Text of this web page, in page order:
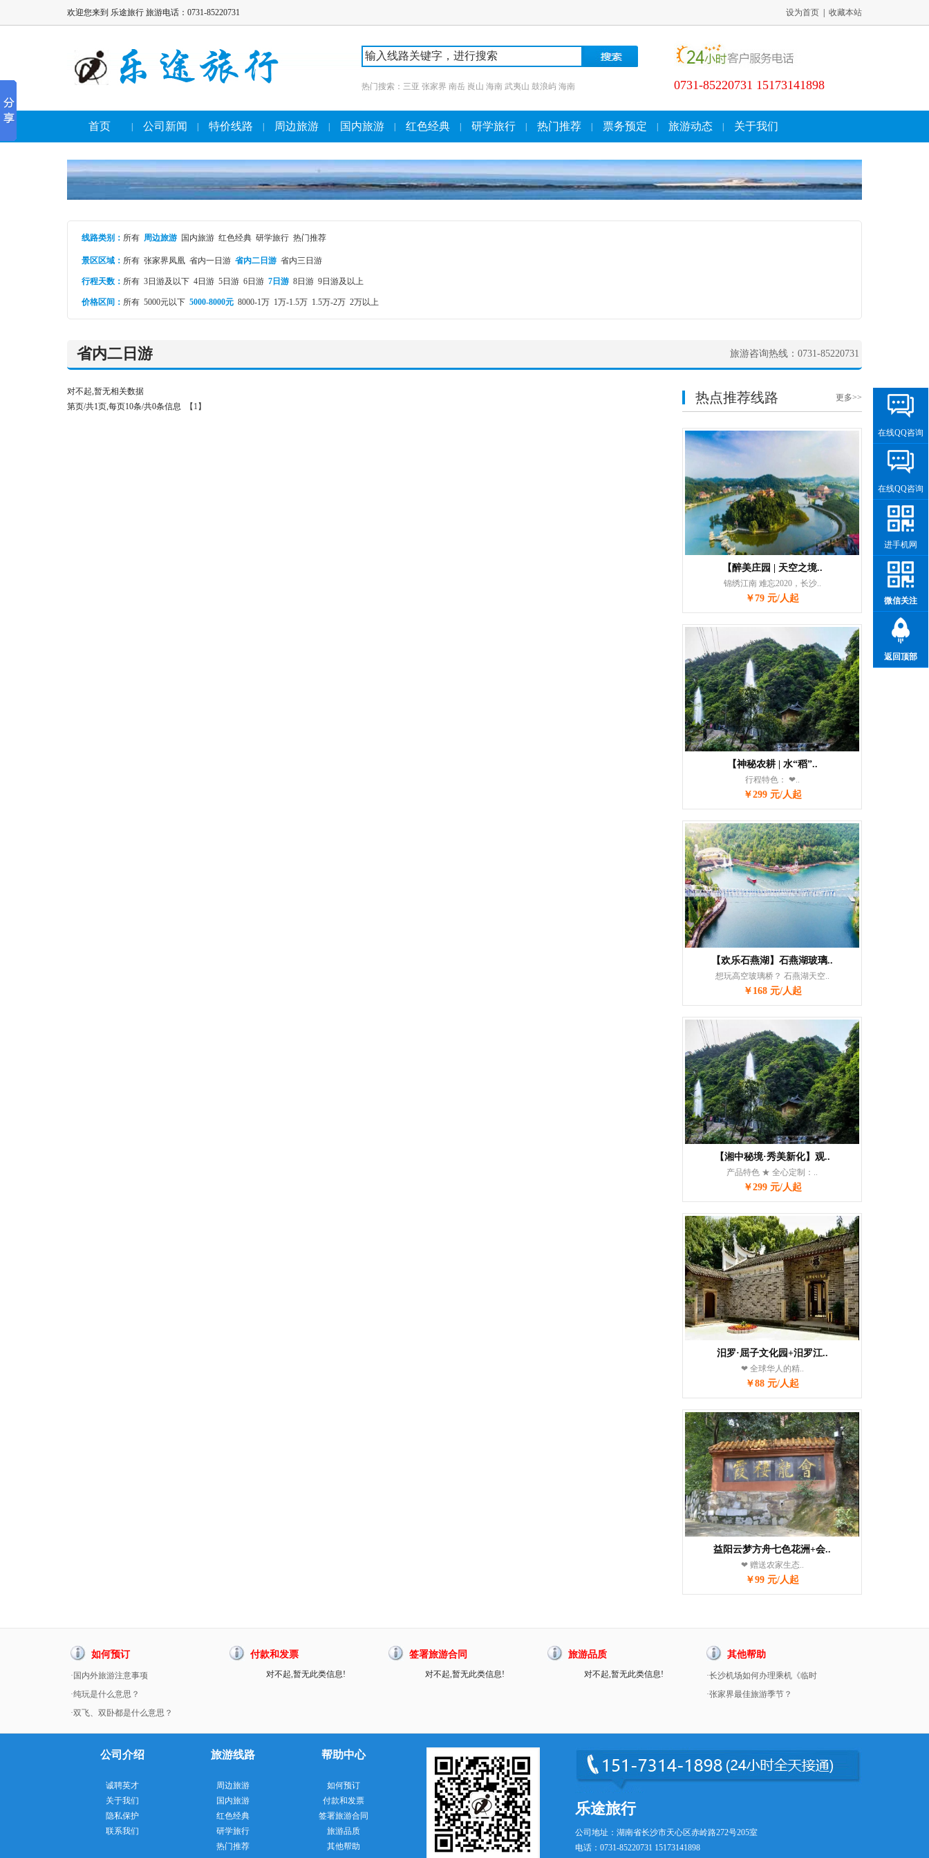
欢迎您来到 乐途旅行 旅游电话：0731-85220731 设为首页 收藏本站
热门搜索： 三亚 张家界 南岳 崀山 海南 武夷山 鼓浪屿 海南 0731-85220731 15173141898
首页 公司新闻 特价线路 周边旅游 国内旅游 红色经典 研学旅行 热门推荐 票务预定 旅游动态 关于我们
线路类别 ： 所有 周边旅游 国内旅游 红色经典 研学旅行 热门推荐
景区区域： 所有 张家界凤凰 省内一日游 省内二日游 省内三日游
行程天数： 所有 3日游及以下 4日游 5日游 6日游 7日游 8日游 9日游及以上
价格区间： 所有 5000元以下 5000-8000元 8000-1万 1万-1.5万 1.5万-2万 2万以上
省内二日游 旅游咨询热线：0731-85220731
对不起,暂无相关数据
第页/共1页,每页10条/共0条信息
【1】
热点推荐线路 更多>>
【醉美庄园 | 天空之境..
锦绣江南 难忘2020，长沙..
￥79 元/人起
【神秘农耕 | 水“稻”..
行程特色： ❤..
￥299 元/人起
【欢乐石燕湖】石燕湖玻璃..
想玩高空玻璃桥？ 石燕湖天空..
￥168 元/人起
【湘中秘境·秀美新化】观..
产品特色 ★ 全心定制：..
￥299 元/人起
汨罗·屈子文化园+汨罗江..
❤ 全球华人的精..
￥88 元/人起
益阳云梦方舟七色花洲+会..
❤ 赠送农家生态..
￥99 元/人起
如何预订
·国内外旅游注意事项
·纯玩是什么意思？
·双飞、双卧都是什么意思？
付款和发票
对不起,暂无此类信息!
签署旅游合同
对不起,暂无此类信息!
旅游品质
对不起,暂无此类信息!
其他帮助
·长沙机场如何办理乘机《临时
·张家界最佳旅游季节？
公司介绍
诚聘英才
关于我们
隐私保护
联系我们
旅游线路
周边旅游
国内旅游
红色经典
研学旅行
热门推荐
帮助中心
如何预订
付款和发票
签署旅游合同
旅游品质
其他帮助
乐途旅行
公司地址：湖南省长沙市天心区赤岭路272号205室
电话：0731-85220731 15173141898
在线QQ咨询
在线QQ咨询
进手机网
微信关注
返回顶部